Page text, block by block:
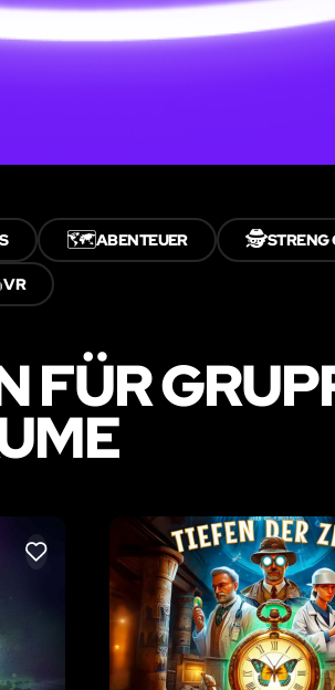
🗺️ABENTEUER 🕵️STRENG
VR
FÜR
LIKE